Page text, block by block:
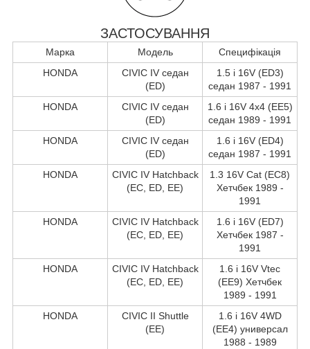
ЗАСТОСУВАННЯ
Марка Модель
Специфікація
HONDA
CIVIC IV седан
(ED)
1.5 i 16V (ED3)
седан 1987 - 1991
HONDA
CIVIC IV седан
(ED)
1.6 i 16V 4x4 (EE5)
седан 1989 - 1991
HONDA
CIVIC IV седан
(ED)
1.6 i 16V (ED4)
седан 1987 - 1991
HONDA
CIVIC IV Hatchback
(EC, ED, EE)
1.3 16V Cat (EC8)
Хетчбек 1989 -
1991
HONDA
CIVIC IV Hatchback
(EC, ED, EE)
1.6 i 16V (ED7)
Хетчбек 1987 -
1991
HONDA
CIVIC IV Hatchback
(EC, ED, EE)
1.6 i 16V Vtec
(EE9) Хетчбек
1989 - 1991
HONDA
CIVIC II Shuttle
(EE)
1.6 i 16V 4WD
(EE4) универсал
1988 - 1989